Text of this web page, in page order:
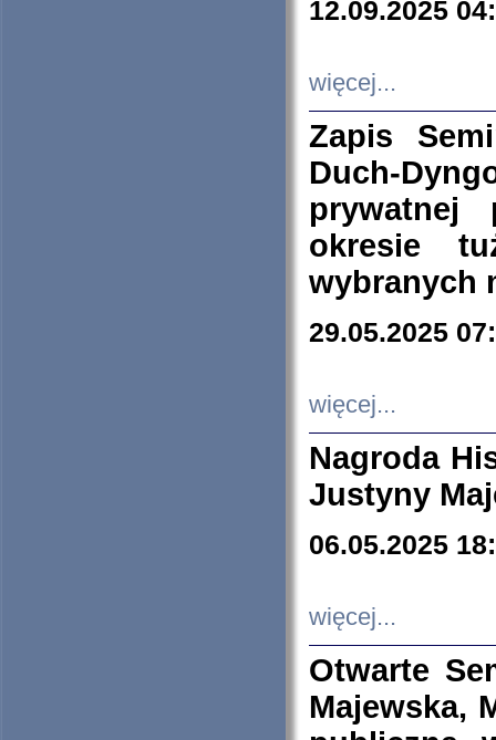
12.09.2025
więcej...
Zapis
Duch-
prywatnej
okresie
wybranych
29.05.2025
więcej...
Nagroda
Justyny
06.05.2025
więcej...
Otwarte
Majewska,